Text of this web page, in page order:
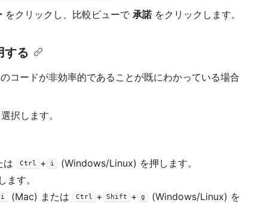
をクリックし、比較ビューで 承諾をクリックします。
する
コードが非効率的であることが既にわかっている場合
択します。
は Ctrl + i
(Windows/Linux) を押します。
ます。
i (Mac) または Ctrl + Shift + g
(Windows/Linux) を